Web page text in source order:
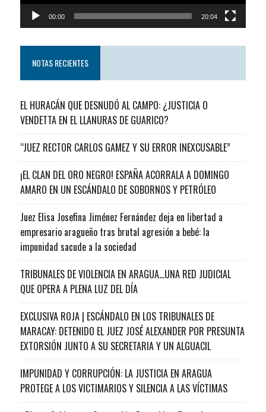
00:00 20:04
NOTAS RECIENTES
EL HURACÁN QUE DESNUDÓ AL CAMPO: ¿JUSTICIA O
VENDETTA EN EL LLANURAS DE GUARICO?
“JUEZ RECTOR CARLOS GAMEZ Y SU ERROR INEXCUSABLE”
¡EL CLAN DEL ORO NEGRO! ESPAÑA ACORRALA A DOMINGO
AMARO EN UN ESCÁNDALO DE SOBORNOS Y PETRÓLEO
Juez Elisa Josefina Jiménez Fernández deja en libertad a
empresario aragueño tras brutal agresión a bebé: la
impunidad sacude a la sociedad
TRIBUNALES DE VIOLENCIA EN ARAGUA…UNA RED JUDICIAL
QUE OPERA A PLENA LUZ DEL DÍA
EXCLUSIVA ROJA | ESCÁNDALO EN LOS TRIBUNALES DE
MARACAY: DETENIDO EL JUEZ JOSÉ ALEXANDER POR PRESUNTA
EXTORSIÓN JUNTO A SU SECRETARIA Y UN ALGUACIL
IMPUNIDAD Y CORRUPCIÓN: LA JUSTICIA EN ARAGUA
PROTEGE A LOS VICTIMARIOS Y SILENCIA A LAS VÍCTIMAS